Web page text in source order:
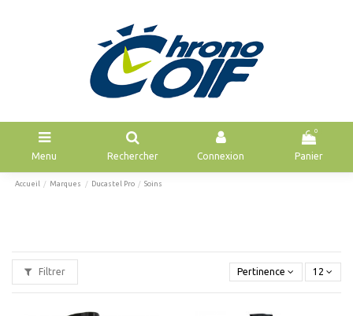
Menu Rechercher Connexion
0
Panier
Accueil Marques Ducastel Pro Soins
Filtrer Pertinence 12